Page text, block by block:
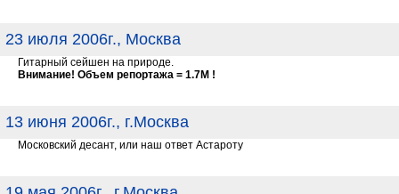
23 июля 2006г., Москва
Гитарный сейшен на природе.
Внимание! Объем репортажа = 1.7М !
13 июня 2006г., г.Москва
Московский десант, или наш ответ Астароту